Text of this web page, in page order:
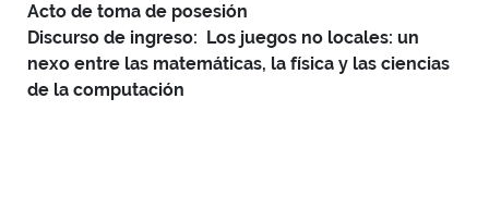
Acto de toma de posesión
Discurso de ingreso: Los juegos no locales: un
nexo entre las matemáticas, la física y las ciencias
de la computación